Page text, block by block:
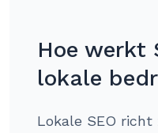
Hoe werkt
lokale
Lokale SEO